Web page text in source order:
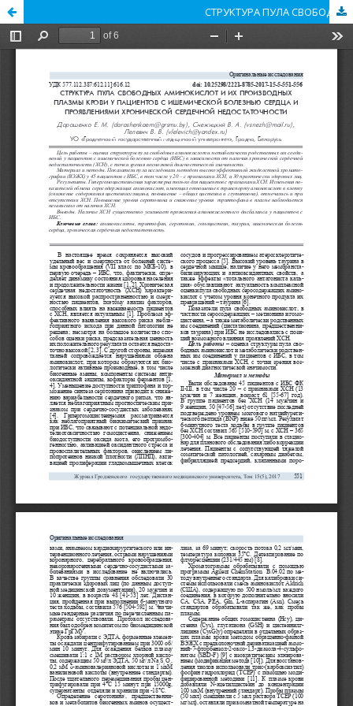
СТРУКТУРА ПУЛА СВОБОДНЫХ АМИНОКИСЛОТ И ИХ ПРОИЗВОДНЫХ ПЛАЗМЫ КРОВИ У ПАЦИЕНТОВ С ИШЕМИЧЕСКОЙ БОЛЕЗНЬЮ СЕРДЦА И ПРОЯВЛЕНИЯМИ ХРОНИЧЕСКОЙ СЕРДЕЧНОЙ НЕДОСТАТОЧНОСТИ